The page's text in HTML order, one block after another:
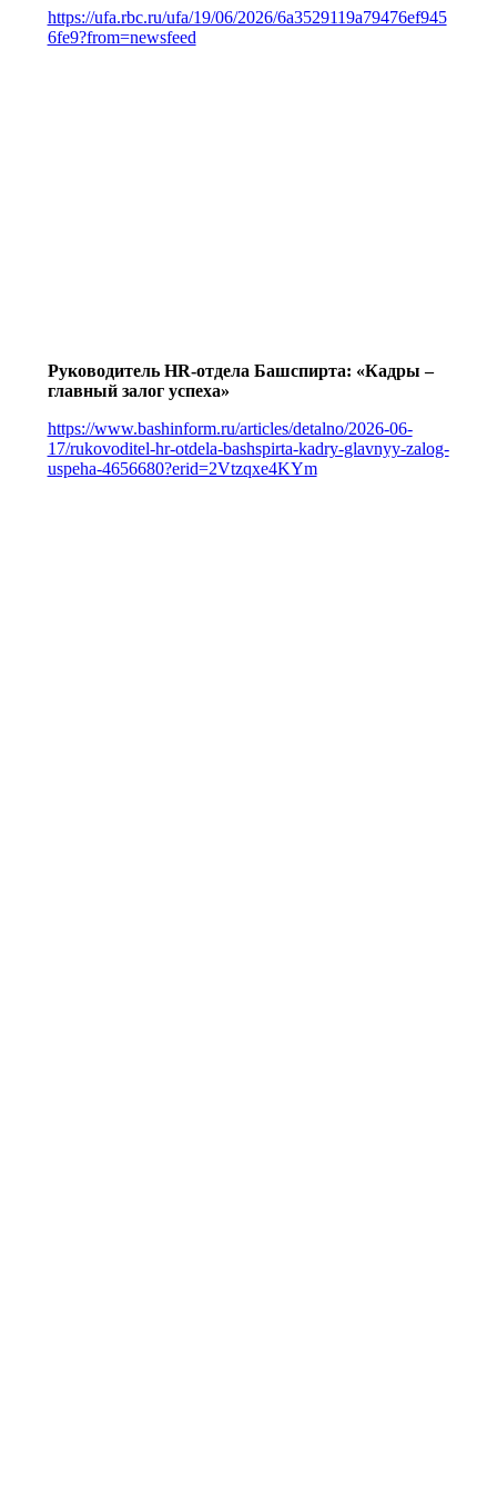
https://ufa.rbc.ru/ufa/19/06/2026/6a3529119a79476ef945
6fe9?from=newsfeed
Руководитель HR-отдела Башспирта: «Кадры –
главный залог успеха»
https://www.bashinform.ru/articles/detalno/2026-06-
17/rukovoditel-hr-otdela-bashspirta-kadry-glavnyy-zalog-
uspeha-4656680?erid=2Vtzqxe4KYm